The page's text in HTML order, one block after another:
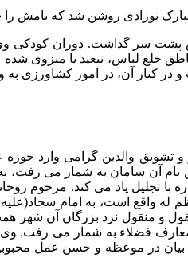
پشت سر گذاشت. دوران کودکى
خلع لباس، تبعید یا منزوى
در کنار آن، در امور کشاورزى
به امر و تشویق والدین
آن سامان به شمار مى رفت، به